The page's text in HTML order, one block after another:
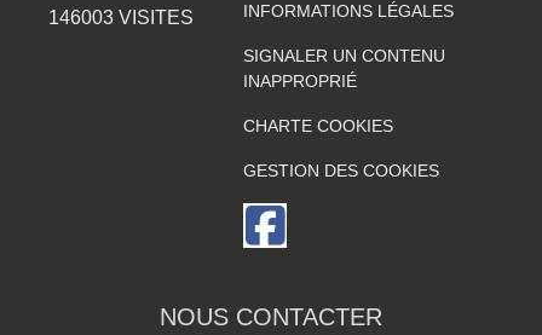
146003 VISITES INFORMATIONS LÉGALES
SIGNALER UN CONTENU
INAPPROPRIÉ
CHARTE COOKIES
GESTION DES COOKIES
NOUS CONTACTER